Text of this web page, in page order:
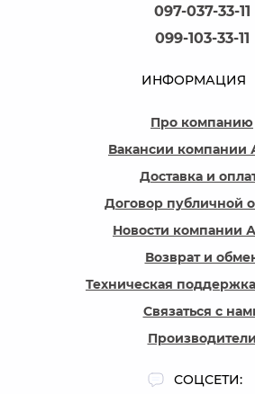
097-037-33-11
099-103-33-11
ИНФОРМАЦИЯ
Про компанию
Вакансии компании
Доставка и
Договор публичной
Новости компании
Возврат и
Техническая
Связаться с
Производители
СОЦСЕТИ: